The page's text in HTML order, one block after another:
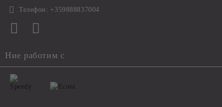
Телефон: +359888837004
Ние работим с